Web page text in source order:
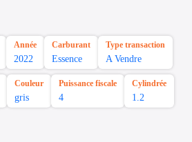
Année
2022
Carburant
Essence
Type transaction
A Vendre
Couleur
gris
Puissance fiscale
4
Cylindrée
1.2